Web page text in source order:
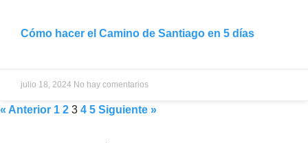
Cómo hacer el Camino de Santiago en 5 días
julio 18, 2024 No hay comentarios
« Anterior 1 2 3 4 5 Siguiente »